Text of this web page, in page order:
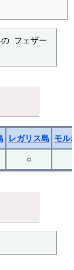
の フェザー
レガリス島 モル
○